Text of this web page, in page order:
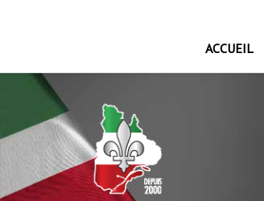
ACCUEIL